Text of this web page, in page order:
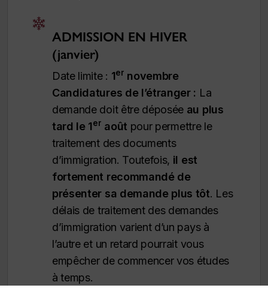
ADMISSION EN HIVER
(janvier)
Date limite : 1er novembre
Candidatures de l’étranger : La
demande doit être déposée au plus
tard le 1er août pour permettre le
traitement des documents
d’immigration. Toutefois, il est
fortement recommandé de
présenter sa demande plus tôt. Les
délais de traitement des demandes
d’immigration varient d’un pays à
l’autre et un retard pourrait vous
empêcher de commencer vos études
à temps.